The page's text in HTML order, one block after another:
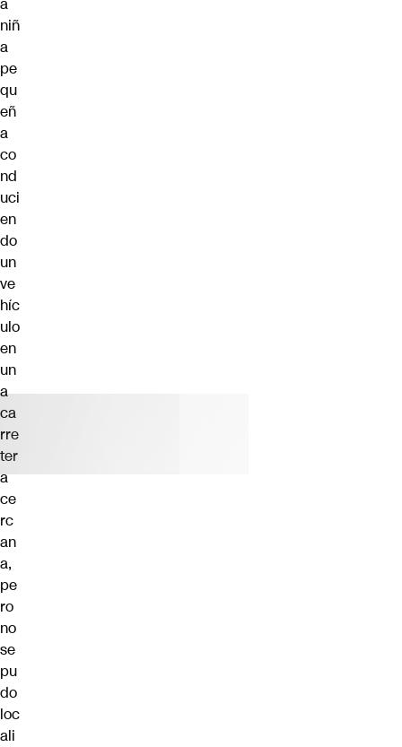
niñ
a
pe
qu
eñ
a
co
nd
uci
en
do
un
ve
híc
ulo
en
un
a
ca
rre
ter
a
ce
rc
an
a,
pe
ro
no
se
pu
do
loc
ali